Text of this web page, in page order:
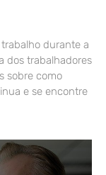
durante a
dos trabalhadores
sobre como
e se encontre